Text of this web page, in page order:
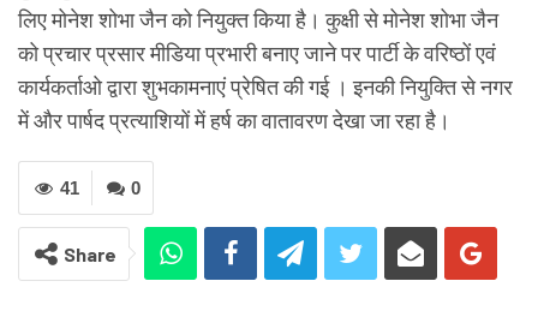
लिए मोनेश शोभा जैन को नियुक्त किया है। कुक्षी से मोनेश शोभा जैन
को प्रचार प्रसार मीडिया प्रभारी बनाए जाने पर पार्टी के वरिष्ठों एवं
कार्यकर्ताओ द्वारा शुभकामनाएं प्रेषित की गई । इनकी नियुक्ति से नगर
में और पार्षद प्रत्याशियों में हर्ष का वातावरण देखा जा रहा है।
0
41
Share